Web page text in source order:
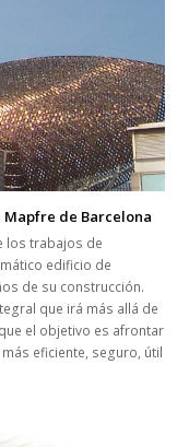
de Barcelona
los trabajos de
edificio de
de su construcción.
que irá más allá de
el objetivo es afrontar
eficiente, seguro, útil